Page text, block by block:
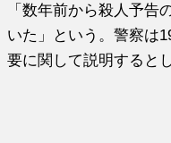
「数年前から殺人予告
いた」という。警察は
要に関して説明すると